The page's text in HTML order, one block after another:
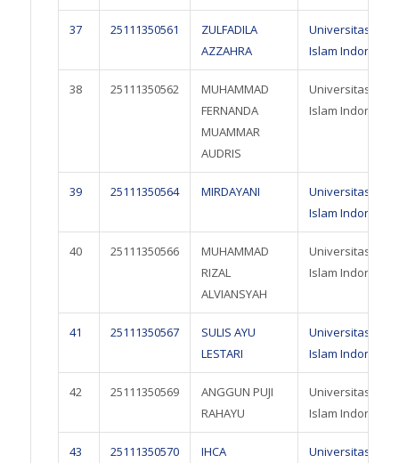
37 25111350561
ZULFADILA
AZZAHRA
Universitas
Islam Indonesia
38 25111350562
MUHAMMAD
FERNANDA
MUAMMAR
AUDRIS
Universitas
Islam Indonesia
39 25111350564 MIRDAYANI
Universitas
Islam Indonesia
40 25111350566
MUHAMMAD
RIZAL
ALVIANSYAH
Universitas
Islam Indonesia
41 25111350567
SULIS AYU
LESTARI
Universitas
Islam Indonesia
42 25111350569
ANGGUN PUJI
RAHAYU
Universitas
Islam Indonesia
43 25111350570
IHCA
Universitas